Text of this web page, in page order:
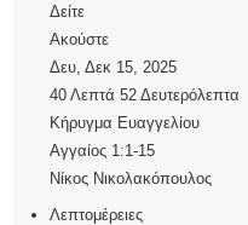
Δείτε
Ακούστε
Δευ, Δεκ 15, 2025
40 Λεπτά 52 Δευτερόλεπτα
Κήρυγμα Ευαγγελίου
Αγγαίος 1:1-15
Νίκος Νικολακόπουλος
Λεπτομέρειες